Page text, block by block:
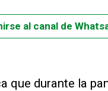
al canal de
que durante la